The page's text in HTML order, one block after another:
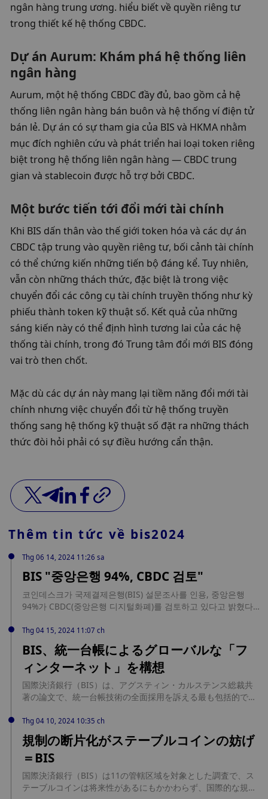
ngân hàng trung ương. hiểu biết về quyền riêng tư
trong thiết kế hệ thống CBDC.
Dự án Aurum: Khám phá hệ thống liên
ngân hàng
Aurum, một hệ thống CBDC đầy đủ, bao gồm cả hệ
thống liên ngân hàng bán buôn và hệ thống ví điện tử
bán lẻ. Dự án có sự tham gia của BIS và HKMA nhằm
mục đích nghiên cứu và phát triển hai loại token riêng
biệt trong hệ thống liên ngân hàng — CBDC trung
gian và stablecoin được hỗ trợ bởi CBDC.
Một bước tiến tới đổi mới tài chính
Khi BIS dấn thân vào thế giới token hóa và các dự án
CBDC tập trung vào quyền riêng tư, bối cảnh tài chính
có thể chứng kiến ​​những tiến bộ đáng kể. Tuy nhiên,
vẫn còn những thách thức, đặc biệt là trong việc
chuyển đổi các công cụ tài chính truyền thống như kỳ
phiếu thành token kỹ thuật số. Kết quả của những
sáng kiến ​​này có thể định hình tương lai của các hệ
thống tài chính, trong đó Trung tâm đổi mới BIS đóng
vai trò then chốt.
Mặc dù các dự án này mang lại tiềm năng đổi mới tài
chính nhưng việc chuyển đổi từ hệ thống truyền
thống sang hệ thống kỹ thuật số đặt ra những thách
thức đòi hỏi phải có sự điều hướng cẩn thận.
Thêm tin tức về bis2024
Thg 06 14, 2024 11:26 sa
BIS "중앙은행 94%, CBDC 검토"
코인데스크가 국제결제은행(BIS) 설문조사를 인용, 중앙은행
94%가 CBDC(중앙은행 디지털화폐)를 검토하고 있다고 밝혔다
먼저 발행할 가능성이 높다고 답했다. 설문조사에는 전 세계 86
개국 중앙은행이 참여했다.
Thg 04 15, 2024 11:07 ch
BIS、統一台帳によるグローバルな「フ
ィンターネット」を構想
国際決済銀行（BIS）は、アグスティン・カルステンス総裁共
著の論文で、統一台帳技術の全面採用を訴える最も包括的で強
https://jp.cointelegraph.com/news/bis-envisions-world-
finternet-unified-ledger-technology
Thg 04 10, 2024 10:35 ch
規制の断片化がステーブルコインの妨げ
＝BIS
国際決済銀行（BIS）は11の管轄区域を対象とした調査で、ス
テーブルコインは将来性があるにもかかわらず、国際的な規制